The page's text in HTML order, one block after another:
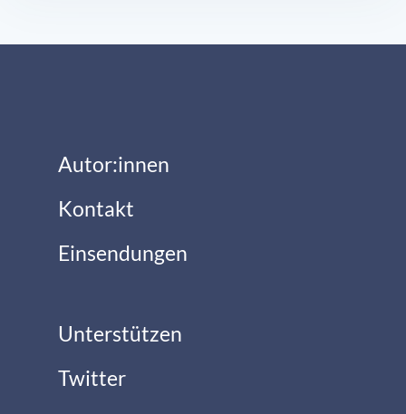
Autor:innen
Kontakt
Twitter
Unterstützen
Einsendungen